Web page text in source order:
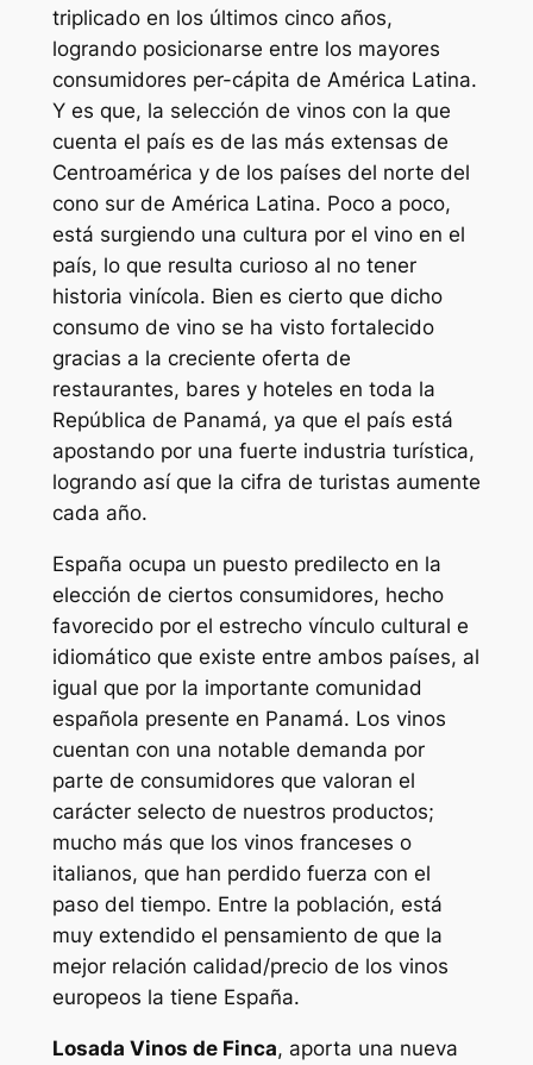
triplicado en los últimos cinco años,
logrando posicionarse entre los mayores
consumidores per-cápita de América Latina.
Y es que, la selección de vinos con la que
cuenta el país es de las más extensas de
Centroamérica y de los países del norte del
cono sur de América Latina. Poco a poco,
está surgiendo una cultura por el vino en el
país, lo que resulta curioso al no tener
historia vinícola. Bien es cierto que dicho
consumo de vino se ha visto fortalecido
gracias a la creciente oferta de
restaurantes, bares y hoteles en toda la
República de Panamá, ya que el país está
apostando por una fuerte industria turística,
logrando así que la cifra de turistas aumente
cada año.
España ocupa un puesto predilecto en la
elección de ciertos consumidores, hecho
favorecido por el estrecho vínculo cultural e
idiomático que existe entre ambos países, al
igual que por la importante comunidad
española presente en Panamá. Los vinos
cuentan con una notable demanda por
parte de consumidores que valoran el
carácter selecto de nuestros productos;
mucho más que los vinos franceses o
italianos, que han perdido fuerza con el
paso del tiempo. Entre la población, está
muy extendido el pensamiento de que la
mejor relación calidad/precio de los vinos
europeos la tiene España.
Losada Vinos de Finca, aporta una nueva